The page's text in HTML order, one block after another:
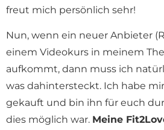
freut mich persönlich sehr!
Nun, wenn ein neuer Anbieter
einem Videokurs in meinem
aufkommt, dann muss ich
was dahintersteckt. Ich habe
gekauft und bin ihn für euch
dies möglich war. Meine